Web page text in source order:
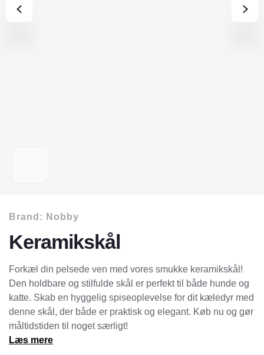
Brand: Nobby
Keramikskål
Forkæl din pelsede ven med vores smukke keramikskål!
Den holdbare og stilfulde skål er perfekt til både hunde og
katte. Skab en hyggelig spiseoplevelse for dit kæledyr med
denne skål, der både er praktisk og elegant. Køb nu og gør
måltidstiden til noget særligt!
Læs mere